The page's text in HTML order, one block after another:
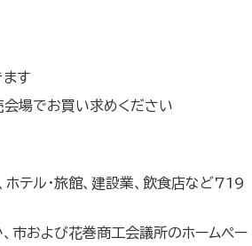
ます
場でお買い求めください
テル・旅館、建設業、飲食店など719
市および花巻商工会議所のホームペー